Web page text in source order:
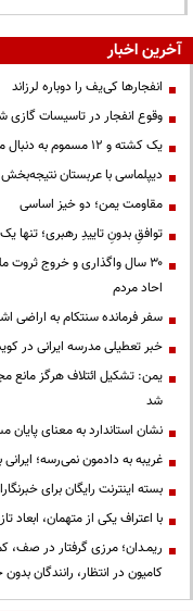
آخرین اخبار
انفجارها کی‌یف را دوباره لرزاند
وقوع انفجار در تاسیسات گازی
یک کشته و ۱۲ مسموم به دنبال مصرف مشروبات الکلی در نیشابور
دیپلماسی با عربستان
مقاومت یمن؛ دو خیز اساسی
توافقِ بدونِ تاییدِ رهبری؛ تنها
۳۰ سال واگذاری و خروج ثروت
احاد مردم
سفر فرمانده سنتکام به اراضی
خبر تعطیلی مدرسه ایرانی در
یمن: تشکیل ائتلاف هرگز مانع
شد
نشان استاندارد به معنای
غریبه به دادمون نمی‌رسه؛
بسته اینترنت رایگان برای
با اعتراف یکی از متهمان،
کامیون در انتظار، رانندگان